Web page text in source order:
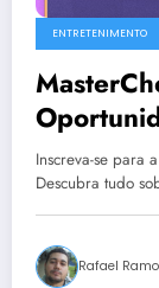
ENTRETENIMENTO
Pâtissiers
Inscreva-se para
Descubra tudo
Rafael